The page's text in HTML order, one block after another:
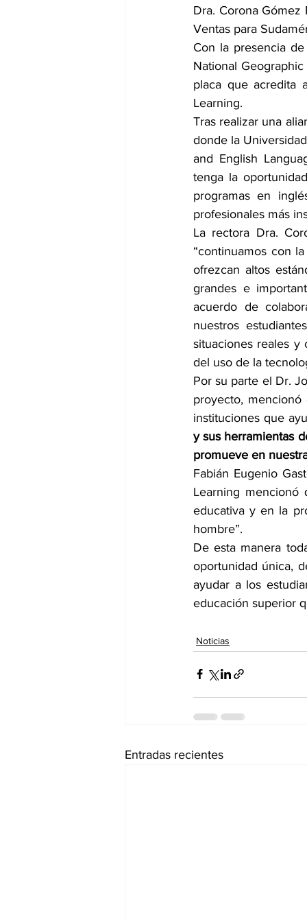
Dra. Corona Gómez
Ventas para
Con la presencia
National
placa que acredita
Learning.
Tras realizar una
donde la
and English
tenga la
programas en
profesionales más
La rectora Dra.
“continuamos con
ofrezcan altos
grandes e
acuerdo de
nuestros
situaciones reales y
del uso de la
Por su parte el Dr.
proyecto, mencionó
instituciones que
y sus herramientas
promueve en
Fabián Eugenio
Learning mencionó
educativa y en la
hombre”.
De esta manera
oportunidad única,
ayudar a los
educación superior
Noticias
Entradas recientes